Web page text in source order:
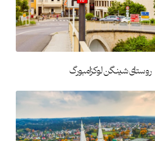
روستای شینگن لوکزامبورگ